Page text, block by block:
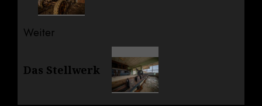
Weiter
Beitrag:
Das Stellwerk